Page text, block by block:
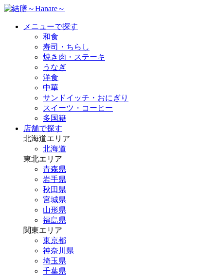
メニューで探す
和食
寿司・ちらし
焼き肉・ステーキ
うなぎ
洋食
中華
サンドイッチ・おにぎり
スイーツ・コーヒー
多国籍
店舗で探す
北海道エリア
北海道
東北エリア
青森県
岩手県
秋田県
宮城県
山形県
福島県
関東エリア
東京都
神奈川県
埼玉県
千葉県